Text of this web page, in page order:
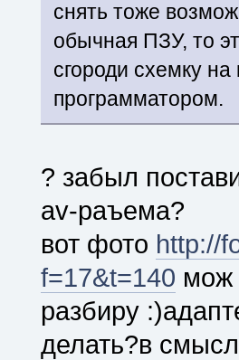
снять тоже
обычная ПЗУ, то
сгороди схемку
программатором.
? забыл
av-раъема?
вот фото http://
f=17&t=140 мож
разбиру
делать?в